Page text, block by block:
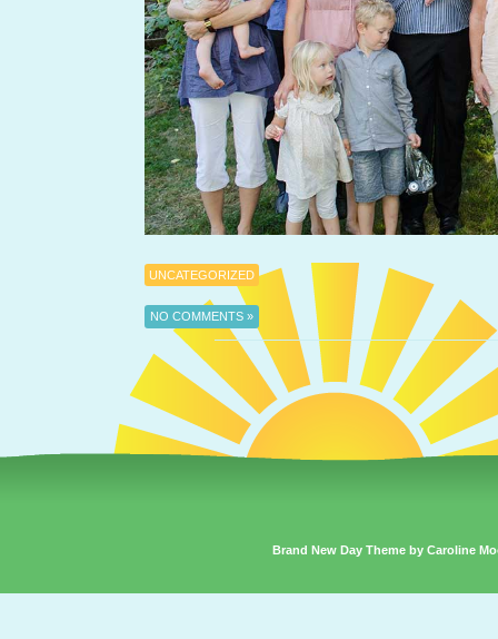
UNCATEGORIZED
NO COMMENTS »
Brand New Day Theme by Caroline